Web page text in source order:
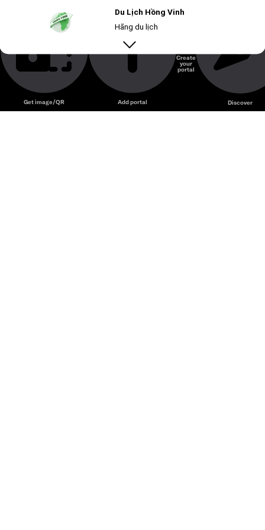
Du Lịch Hồng Vinh
Hãng du lịch
Unmute
Get image/QR Add portal
Create
your
portal
Discover